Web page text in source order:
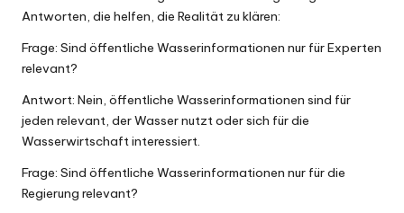
Antworten, die helfen, die Realität zu klären:
Frage: Sind öffentliche Wasserinformationen nur für Experten
relevant?
Antwort: Nein, öffentliche Wasserinformationen sind für
jeden relevant, der Wasser nutzt oder sich für die
Wasserwirtschaft interessiert.
Frage: Sind öffentliche Wasserinformationen nur für die
Regierung relevant?